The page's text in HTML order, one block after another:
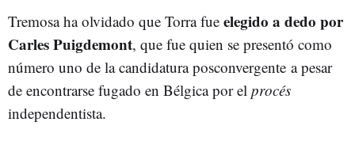
Tremosa ha olvidado que Torra fue elegido a dedo por
Carles Puigdemont, que fue quien se presentó como
número uno de la candidatura posconvergente a pesar
de encontrarse fugado en Bélgica por el procés
independentista.